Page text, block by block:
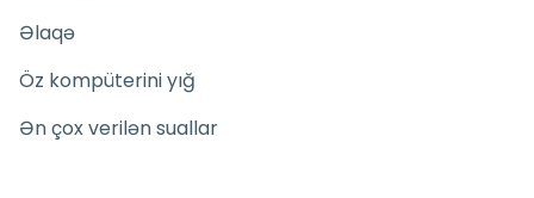
Əlaqə
Öz kompüterini yığ
Ən çox verilən suallar